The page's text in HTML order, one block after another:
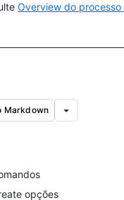
Overview do
Markdown
opções